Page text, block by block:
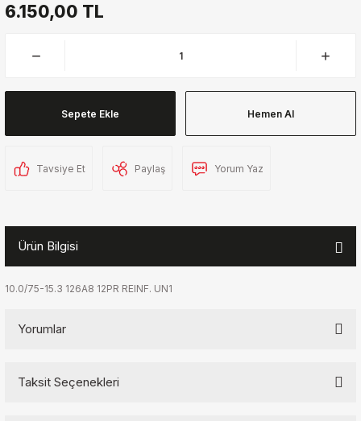
6.150,00 TL
Sepete Ekle Hemen Al
Tavsiye Et Paylaş Yorum Yaz
Ürün Bilgisi
10.0/75-15.3 126A8 12PR REINF. UN1
Yorumlar
Taksit Seçenekleri